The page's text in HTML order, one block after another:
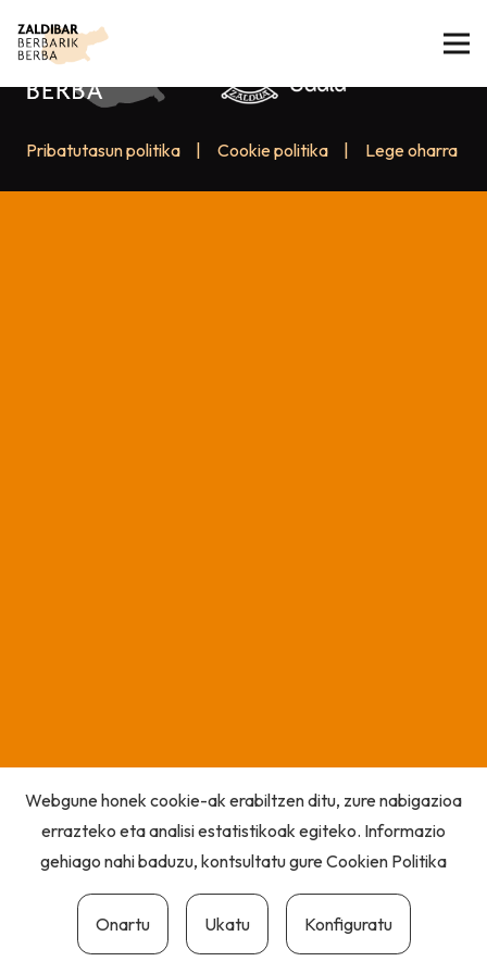
Pribatutasun politika Cookie politika Lege oharra
Webgune honek cookie-ak erabiltzen ditu, zure nabigazioa
errazteko eta analisi estatistikoak egiteko. Informazio
gehiago nahi baduzu, kontsultatu gureCookien Politika
Onartu Ukatu Konfiguratu